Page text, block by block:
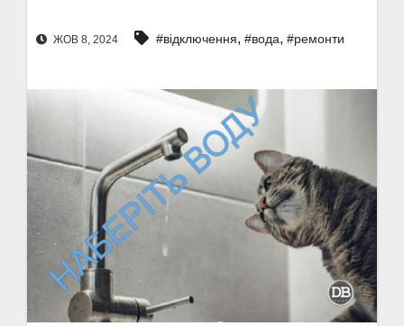
ЖОВ 8, 2024 #відключення, #вода, #ремонти